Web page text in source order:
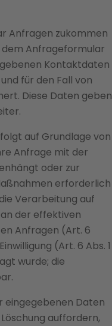
Anfragen zukommen
dem Anfrageformular
Kontaktdaten
für den Fall von
Diese Daten geben
auf Grundlage von
Anfrage mit der
oder zur
erforderlich
Verarbeitung auf
der effektiven
Anfragen (Art. 6
(Art. 6 Abs. 1
wurde; die
eingegebenen Daten
auffordern,